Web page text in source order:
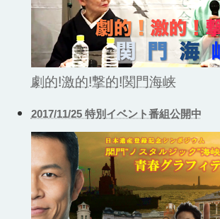
劇的!激的!撃的!関門海峡
2017/11/25 特別イベント番組公開中